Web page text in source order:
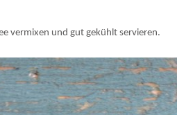
vermixen und gut gekühlt servieren.